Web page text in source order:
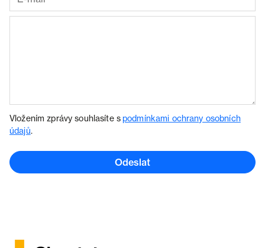
Vložením zprávy souhlasíte spodmínkami ochrany osobních
údajů.
Odeslat